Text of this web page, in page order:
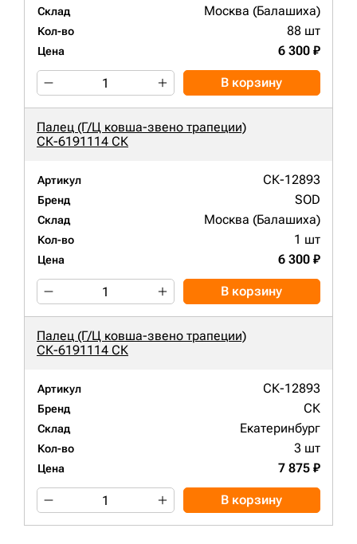
Склад Москва (Балашиха)
Кол-во 88 шт
Цена 6 300 ₽
В корзину
Палец (Г/Ц ковша-звено трапеции)
СК-6191114 СК
Артикул СК-12893
Бренд SOD
Склад Москва (Балашиха)
Кол-во 1 шт
Цена 6 300 ₽
В корзину
Палец (Г/Ц ковша-звено трапеции)
СК-6191114 СК
Артикул СК-12893
Бренд СК
Склад Екатеринбург
Кол-во 3 шт
Цена 7 875 ₽
В корзину